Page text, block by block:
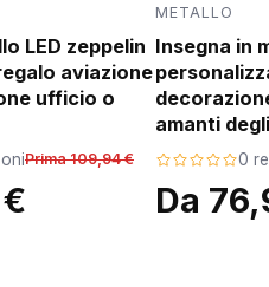
LED zeppelin
aviazione
ufficio o
Prima 109,94 €
METALLO
Insegna in
amanti
0
Da